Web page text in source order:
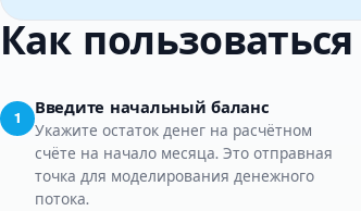
Как пользоваться
1
Введите начальный баланс
Укажите остаток денег на расчётном
счёте на начало месяца. Это отправная
точка для моделирования денежного
потока.